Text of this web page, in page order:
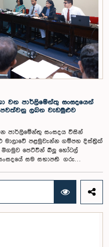
පිළිබඳව අවධානය යොමු
ඡන්ද අයිතිය ලබාදීම සම්බන්ධයෙන්
ඒ සඳහා අවශ්‍ය නීතිමය හා
කිරීමේ අවශ්‍යතාව
පත් කළ විශේෂඥ මණ්ඩලය මඟින්
තේරීම් කාරක සභා වාර්තා
වාර්තාවක් සකස් කිරීමට නියමිත
ඉදිරි කටයුතු සිදු කිරීමට කාරක
සභා සාමාජික ගරු අමාත්‍ය
පාර්ලිමේන්තු මන්ත්‍රීවරුන් වන රවී
ෂන්මුගම් කුගදාසන් යන
වන පාර්ලිමේන්තු සංසදයෙන්
පවත්වනු ලබන වැඩමුළුව
පාර්ලිමේන්තු සංසදය විසින්
මාලාවේ පළමුවැන්න ගම්පහ දිස්ත්‍රික්
මීගමුව ජෙට්වින් බ්ලූ හෝටල්
සම සභාපති ගරු
තවදුරටත් ප්‍රවර්ධනය කිරීමේ
කෙරෙන අතර සංසදයේ සාමාජික
මන්ත්‍රීවරුන් ද මෙම අවස්ථාවට